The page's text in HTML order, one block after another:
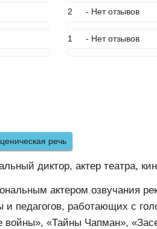
2 - Нет отзывов
1 - Нет отзывов
речь
диктор, актер театра,
актером озвучания
и педагогов, работающих с
«Тайны Чапман»,